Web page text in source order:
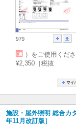
979
）をご使用くだ
¥2,350［税抜
施設・屋外照明 総合カ
年11月改訂版］